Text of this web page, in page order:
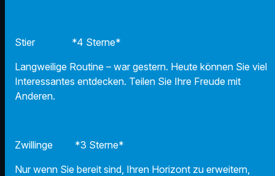
Stier *4 Sterne*
Langweilige Routine – war gestern. Heute können Sie viel
Interessantes entdecken. Teilen Sie Ihre Freude mit
Anderen.
Zwillinge *3 Sterne*
Nur wenn Sie bereit sind, Ihren Horizont zu erweitern,